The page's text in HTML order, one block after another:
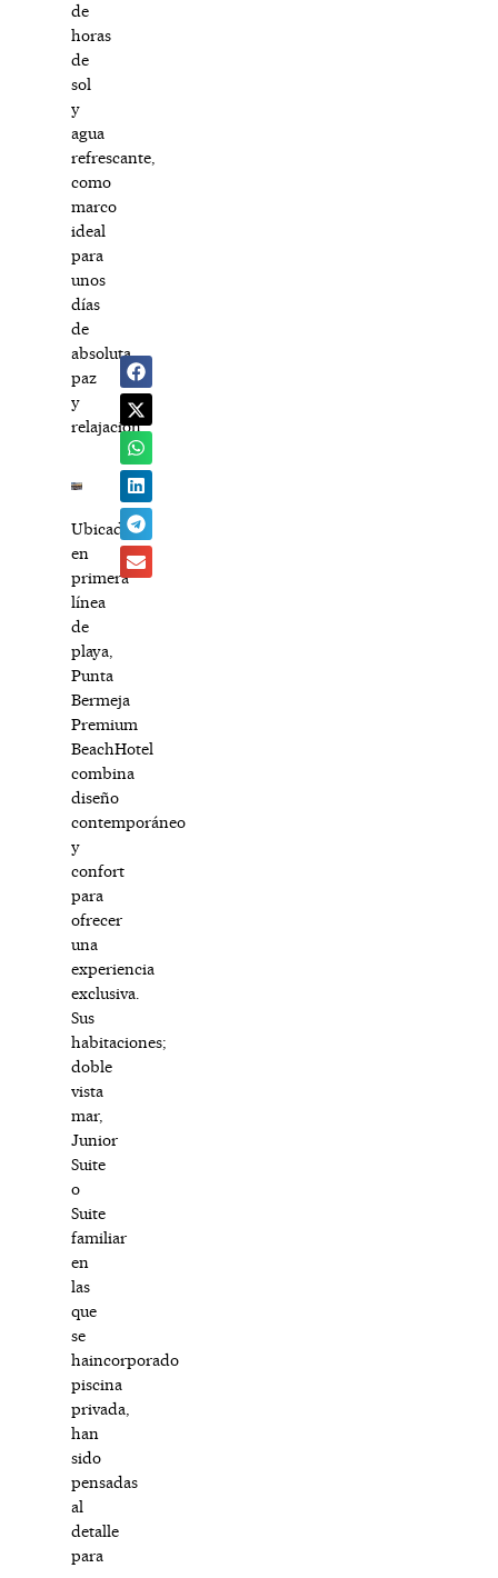
de
horas
de
sol
y
agua
refrescante,
como
marco
ideal
para
unos
días
de
absoluta
paz
y
relajación.
Ubicado
en
primera
línea
de
playa,
Punta
Bermeja
Premium
BeachHotel
combina
diseño
contemporáneo
y
confort
para
ofrecer
una
experiencia
exclusiva.
Sus
habitaciones;
doble
vista
mar,
Junior
Suite
o
Suite
familiar
en
las
que
se
haincorporado
piscina
privada,
han
sido
pensadas
al
detalle
para